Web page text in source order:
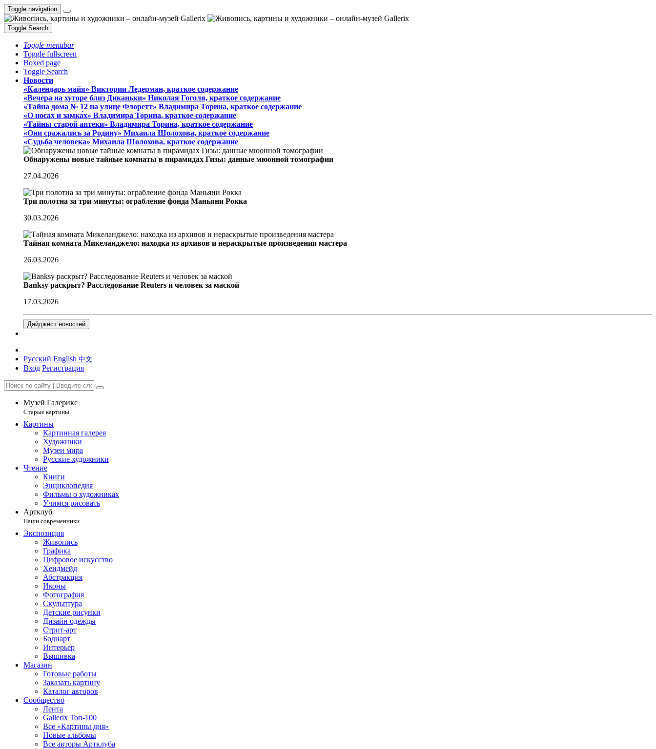
Toggle navigation
Toggle Search
Toggle menubar
Toggle fullscreen
Boxed page
Toggle Search
Новости
«Календарь майя» Виктории Ледерман, краткое содержание
«Вечера на хуторе близ Диканьки» Николая Гоголя, краткое содержание
«Тайна дома № 12 на улице Флоретт» Владимира Торина, краткое содержание
«О носах и замка́х» Владимира Торина, краткое содержание
«Тайны старой аптеки» Владимира Торина, краткое содержание
«Они сражались за Родину» Михаила Шолохова, краткое содержание
«Судьба человека» Михаила Шолохова, краткое содержание
Обнаружены новые тайные комнаты в пирамидах Гизы: данные мюонной томографии
27.04.2026
Три полотна за три минуты: ограбление фонда Маньяни Рокка
30.03.2026
Тайная комната Микеланджело: находка из архивов и нераскрытые произведения мастера
26.03.2026
Banksy раскрыт? Расследование Reuters и человек за маской
17.03.2026
Дайджест новостей
Русский English 中文
Вход Регистрация
Музей Галерикс
Старые картины
Картины
Картинная галерея
Художники
Музеи мира
Русские художники
Чтение
Книги
Энциклопедия
Фильмы о художниках
Учимся рисовать
Артклуб
Наши современники
Экспозиция
Живопись
Графика
Цифровое искусство
Хендмейд
Абстракция
Иконы
Фотография
Скульптура
Детские рисунки
Дизайн одежды
Стрит-арт
Бодиарт
Интерьер
Вышивка
Магазин
Готовые работы
Заказать картину
Каталог авторов
Сообщество
Лента
Gallerix Топ-100
Все «Картины дня»
Новые альбомы
Все авторы Артклуба